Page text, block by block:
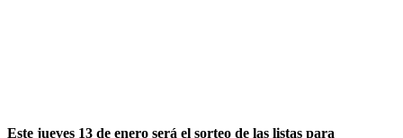
Este jueves 13 de enero será el sorteo de las listas para